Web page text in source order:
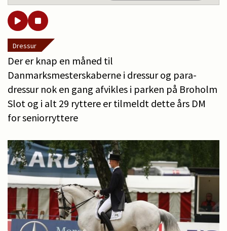
Dressur
Der er knap en måned til
Danmarksmesterskaberne i dressur og para-
dressur nok en gang afvikles i parken på Broholm
Slot og i alt 29 ryttere er tilmeldt dette års DM
for seniorryttere